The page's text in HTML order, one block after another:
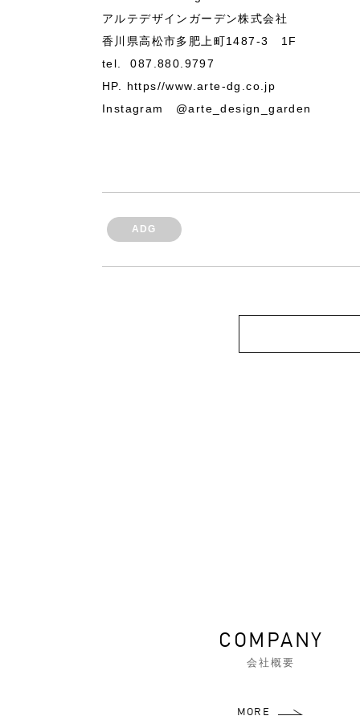
アルテデザインガーデン株式会社
香川県高松市多肥上町1487-3 1F
tel. 087.880.9797
HP. https//www.arte-dg.co.jp
Instagram @arte_design_garden
ADG
COMPANY
会社概要
MORE